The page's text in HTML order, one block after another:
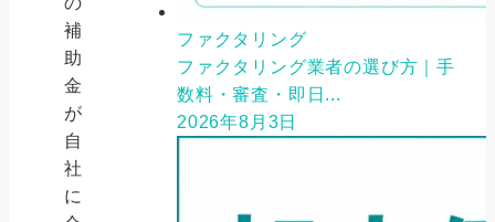
補
助
金
が
自
社
に
ファクタリング
ファクタリング業者の選び方｜手
数料・審査・即日...
2026年8月3日